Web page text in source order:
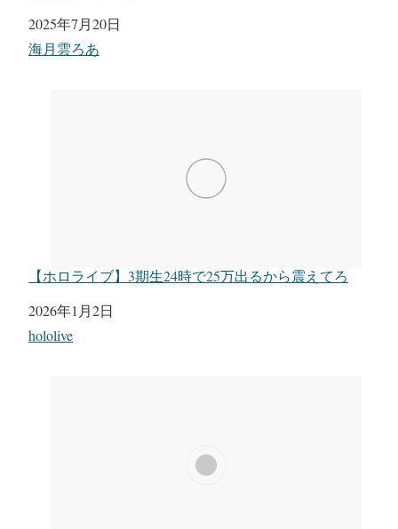
日付
2025年7月20日
関連理由
海月雲ろあ
【ホロライブ】3期生24時で25万出るから震えてろ
日付
2026年1月2日
関連理由
hololive